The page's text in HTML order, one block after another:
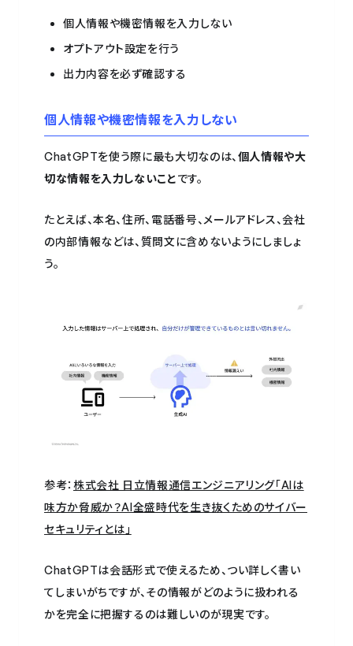
個人情報や機密情報を入力しない
オプトアウト設定を行う
出力内容を必ず確認する
個人情報や機密情報を入力しない
ChatGPTを使う際に最も大切なのは、 個人情報や大
切な情報を入力しないことです。
たとえば、本名、住所、電話番号、メールアドレス、会社
の内部情報などは、質問文に含めないようにしましょ
う。
参考： 株式会社 日立情報通信エンジニアリング「AIは
味方か脅威か？AI全盛時代を生き抜くためのサイバー
セキュリティとは」
ChatGPTは会話形式で使えるため、つい詳しく書い
てしまいがちですが、その情報がどのように扱われる
かを完全に把握するのは難しいのが現実です。